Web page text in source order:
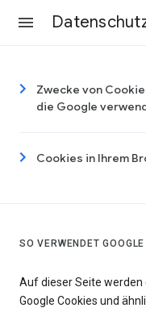
Zwecke von
die Google
Cookies in Ihrem
SO VERWENDET
Auf dieser Seite werden
Google Cookies und